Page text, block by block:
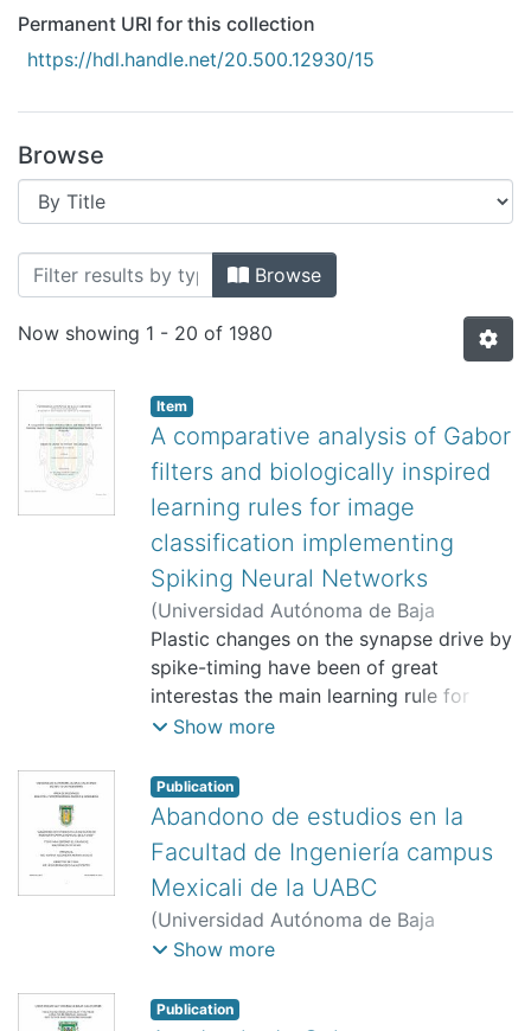
Bibliotecas
Permanent URI for this collection
https://hdl.handle.net/20.500.12930/15
Browse
Browsing Tesis de Maestría (Mexicali)
Browse
Now showing 1 - 20 of 1980
Item
A comparative analysis of Gabor
filters and biologically inspired
learning rules for image
classification implementing
Spiking Neural Networks
(Universidad Autónoma de Baja
California.,)García Campos, Carlos
Alan;Okuno, Hirotsugu;Morales
Carbajal, Ricardo
Plastic changes on the synapse drive by
spike-timing have been of great
interestas the main learning rule for
spiking neural networks. Spike-timing-
behavior of a region on the brain
related to experimental data
inneuroscience, therefore can lead to
differences in the moment of
implementing therule within a spiking
network. This work compares the
performance of a pair-wiseand a triplet
to clear an MNIST classificationtask. A
Show more
Publication
Abandono de estudios en la
Facultad de Ingeniería campus
Mexicali de la UABC
(Universidad Autónoma de Baja
California. Instituto de Ingeniería,
Fontes, Jesús Francisco
Show more
Publication